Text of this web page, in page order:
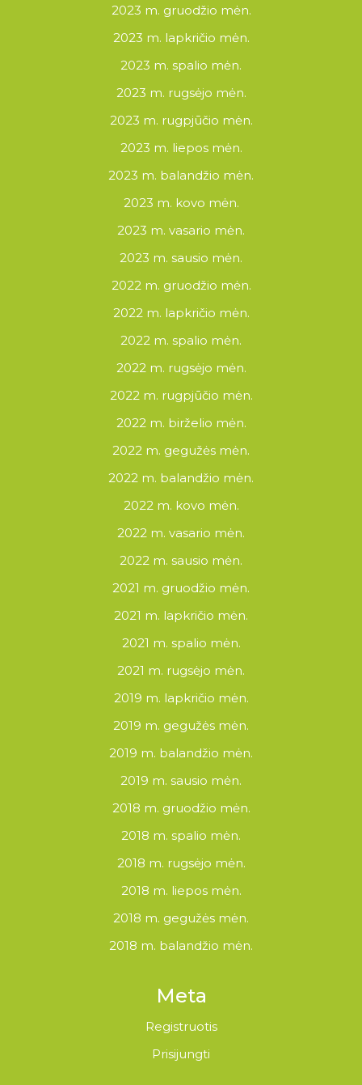
2023 m. gruodžio mėn.
2023 m. lapkričio mėn.
2023 m. spalio mėn.
2023 m. rugsėjo mėn.
2023 m. rugpjūčio mėn.
2023 m. liepos mėn.
2023 m. balandžio mėn.
2023 m. kovo mėn.
2023 m. vasario mėn.
2023 m. sausio mėn.
2022 m. gruodžio mėn.
2022 m. lapkričio mėn.
2022 m. spalio mėn.
2022 m. rugsėjo mėn.
2022 m. rugpjūčio mėn.
2022 m. birželio mėn.
2022 m. gegužės mėn.
2022 m. balandžio mėn.
2022 m. kovo mėn.
2022 m. vasario mėn.
2022 m. sausio mėn.
2021 m. gruodžio mėn.
2021 m. lapkričio mėn.
2021 m. spalio mėn.
2021 m. rugsėjo mėn.
2019 m. lapkričio mėn.
2019 m. gegužės mėn.
2019 m. balandžio mėn.
2019 m. sausio mėn.
2018 m. gruodžio mėn.
2018 m. spalio mėn.
2018 m. rugsėjo mėn.
2018 m. liepos mėn.
2018 m. gegužės mėn.
2018 m. balandžio mėn.
Meta
Registruotis
Prisijungti